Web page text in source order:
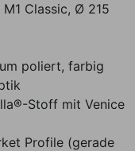
Classic, Ø 215
poliert, farbig
Stoff mit Venice
Profile (gerade